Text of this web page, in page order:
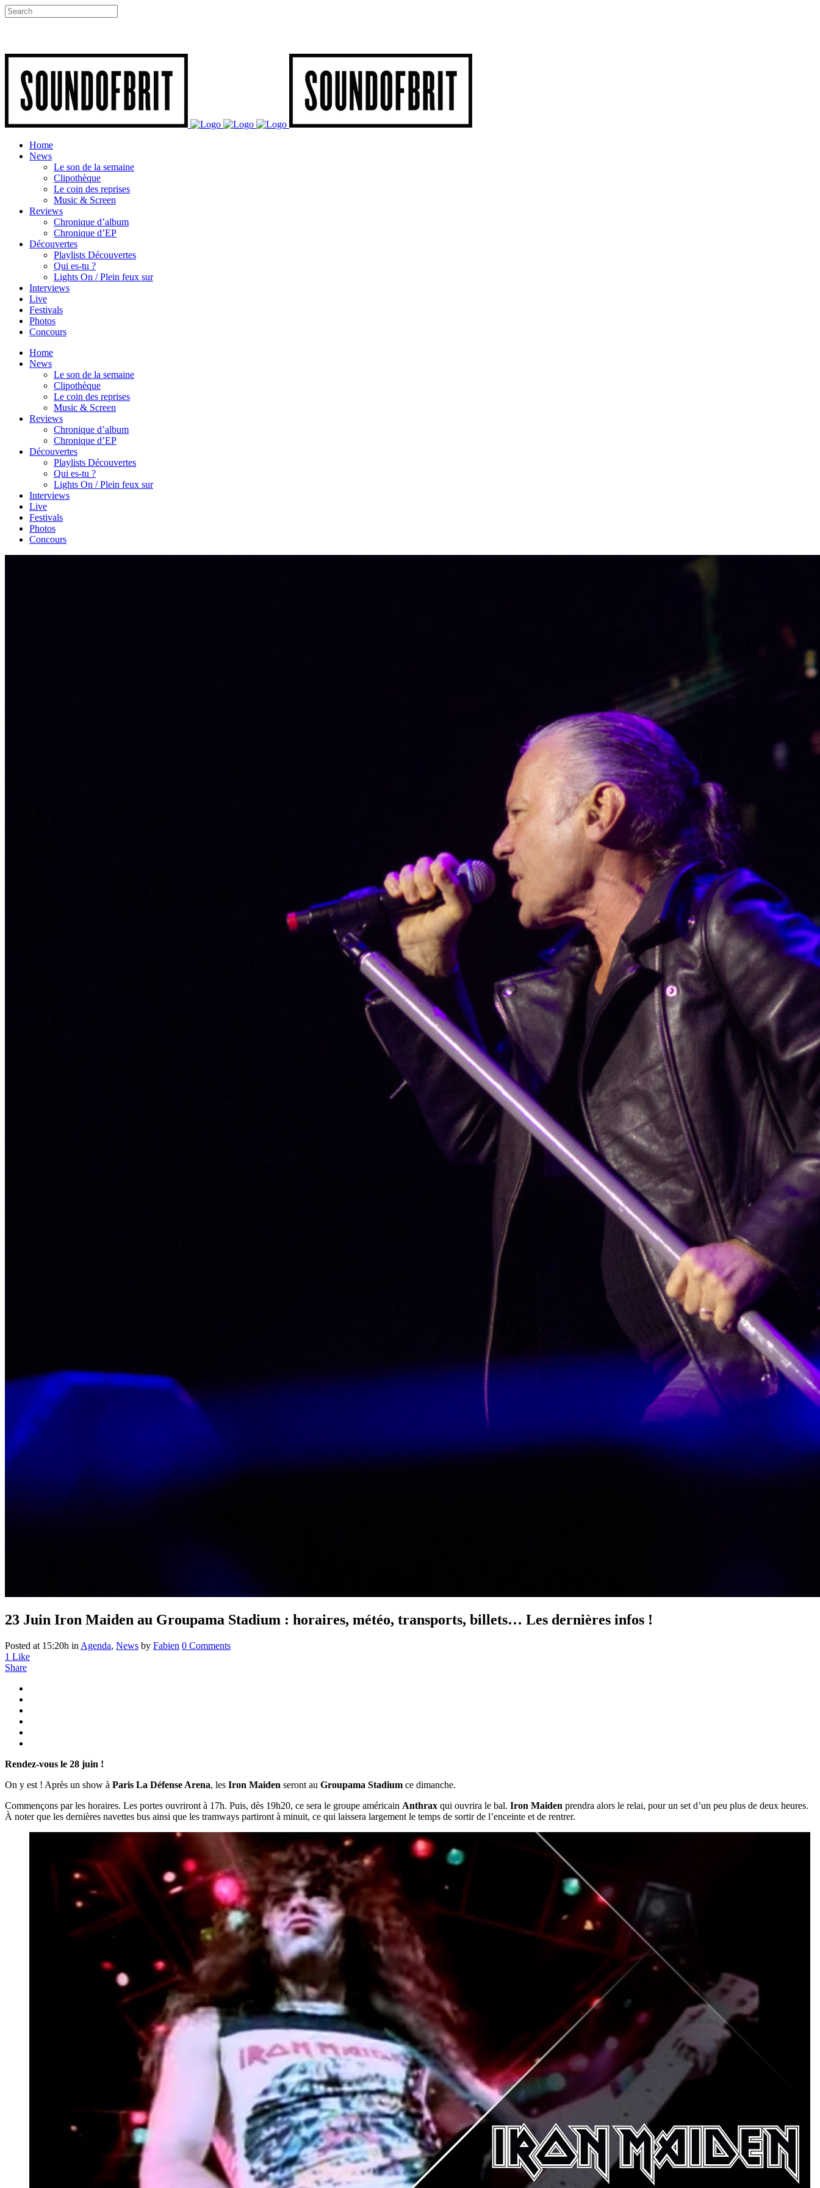
Home
News
Le son de la semaine
Clipothèque
Le coin des reprises
Music & Screen
Reviews
Chronique d’album
Chronique d’EP
Découvertes
Playlists Découvertes
Qui es-tu ?
Lights On / Plein feux sur
Interviews
Live
Festivals
Photos
Concours
Home
News
Le son de la semaine
Clipothèque
Le coin des reprises
Music & Screen
Reviews
Chronique d’album
Chronique d’EP
Découvertes
Playlists Découvertes
Qui es-tu ?
Lights On / Plein feux sur
Interviews
Live
Festivals
Photos
Concours
23 Juin Iron Maiden au Groupama Stadium : horaires, météo, transports, billets… Les dernières infos !
Posted at 15:20h in Agenda, News by Fabien 0 Comments
1 Like
Share
Rendez-vous le 28 juin !
On y est ! Après un show à Paris La Défense Arena, les Iron Maiden seront au Groupama Stadium ce dimanche.
Commençons par les horaires. Les portes ouvriront à 17h. Puis, dès 19h20, ce sera le groupe américain Anthrax qui ouvrira le bal. Iron Maiden prendra alors le relai, pour un set d’un peu plus de deux heures.
À noter que les dernières navettes bus ainsi que les tramways partiront à minuit, ce qui laissera largement le temps de sortir de l’enceinte et de rentrer.